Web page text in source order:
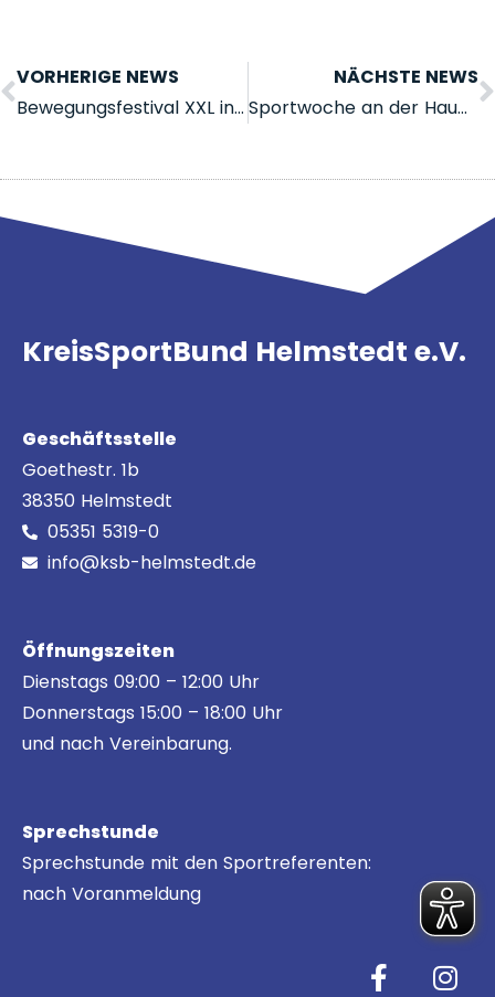
VORHERIGE NEWS
Bewegungsfestival XXL in Meinersen
NÄCHSTE NEWS
Sportwoche an der Hauptschule in Rühen
KreisSportBund Helmstedt e.V.
Geschäftsstelle
Goethestr. 1b
38350 Helmstedt
05351 5319-0
info@ksb-helmstedt.de
Öffnungszeiten
Dienstags 09:00 – 12:00 Uhr
Donnerstags 15:00 – 18:00 Uhr
und nach Vereinbarung.
Sprechstunde
Sprechstunde mit den Sportreferenten:
nach Voranmeldung